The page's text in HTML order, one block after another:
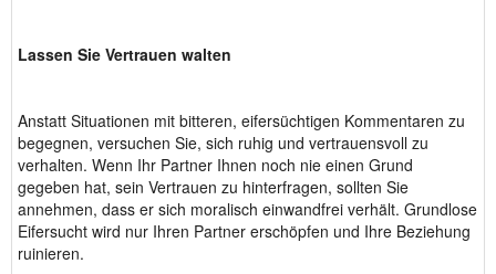
Lassen Sie Vertrauen walten
Anstatt Situationen mit bitteren, eifersüchtigen Kommentaren zu
begegnen, versuchen Sie, sich ruhig und vertrauensvoll zu
verhalten. Wenn Ihr Partner Ihnen noch nie einen Grund
gegeben hat, sein Vertrauen zu hinterfragen, sollten Sie
annehmen, dass er sich moralisch einwandfrei verhält. Grundlose
Eifersucht wird nur Ihren Partner erschöpfen und Ihre Beziehung
ruinieren.